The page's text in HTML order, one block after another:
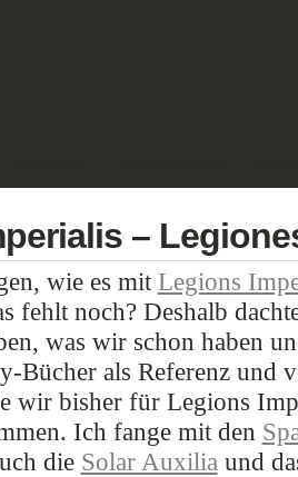
–
wie es mit Legions
fehlt noch? Deshalb
was wir schon haben
Bücher als Referenz und
wir bisher für Legions
Ich fange mit den
die Solar Auxilia und